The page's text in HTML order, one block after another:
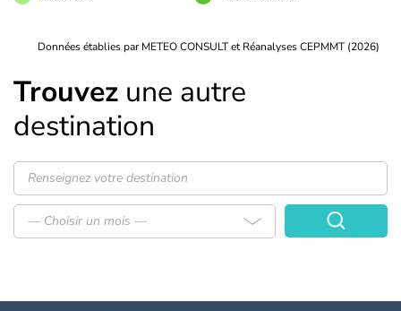
Données établies par METEO CONSULT et Réanalyses CEPMMT (2026)
Trouvez une autre
destination
— Choisir un mois —